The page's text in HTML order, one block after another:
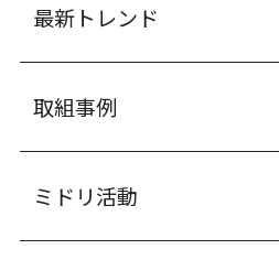
最新トレンド
取組事例
ミドリ活動